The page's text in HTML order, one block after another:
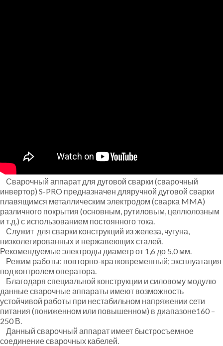
Сварочный аппарат для дуговой сварки (сварочный
инвертор) S-PRO предназначен дляручной дуговой сварки
плавящимся металлическим электродом (сварка MMA)
различного покрытия (основным, рутиловым, целлюлозным
и т.д.) с использованием постоянного тока.
Служит для сварки конструкций из железа, чугуна,
низколегированных и нержавеющих сталей.
Рекомендуемые электроды диаметр от 1,6 до 5,0 мм.
Режим работы: повторно-кратковременный; эксплуатация
под контролем оператора.
Благодаря специальной конструкции и силовому модулю
данные сварочные аппараты имеют возможность
устойчивой работы при нестабильном напряжении сети
питания (пониженном или повышенном) в диапазоне160 –
250 В.
Данный сварочный аппарат имеет быстросъемное
соединение сварочных кабелей.